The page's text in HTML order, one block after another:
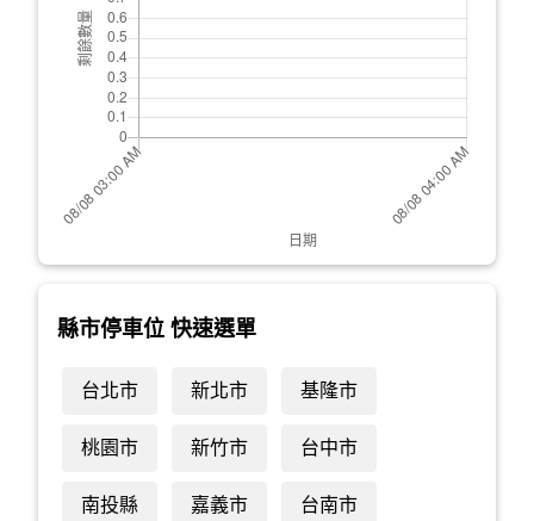
縣市停車位 快速選單
台北市 新北市 基隆市
桃園市 新竹市 台中市
南投縣 嘉義市 台南市